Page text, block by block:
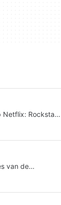
Netflix: Rockstar
van de
op Steam